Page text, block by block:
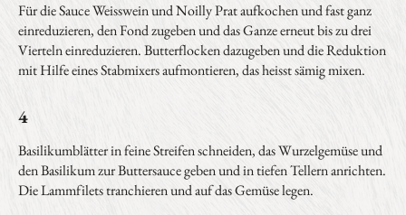
Für die Sauce Weisswein und Noilly Prat aufkochen und fast ganz
einreduzieren, den Fond zugeben und das Ganze erneut bis zu drei
Vierteln einreduzieren. Butterflocken dazugeben und die Reduktion
mit Hilfe eines Stab­mixers aufmontieren, das heisst sämig mixen.
4
Basilikumblätter in feine Streifen schneiden, das Wurzelgemüse und
den Basilikum zur Buttersauce geben und in tiefen Tellern anrichten.
Die Lammfilets tranchieren und auf das Gemüse legen.